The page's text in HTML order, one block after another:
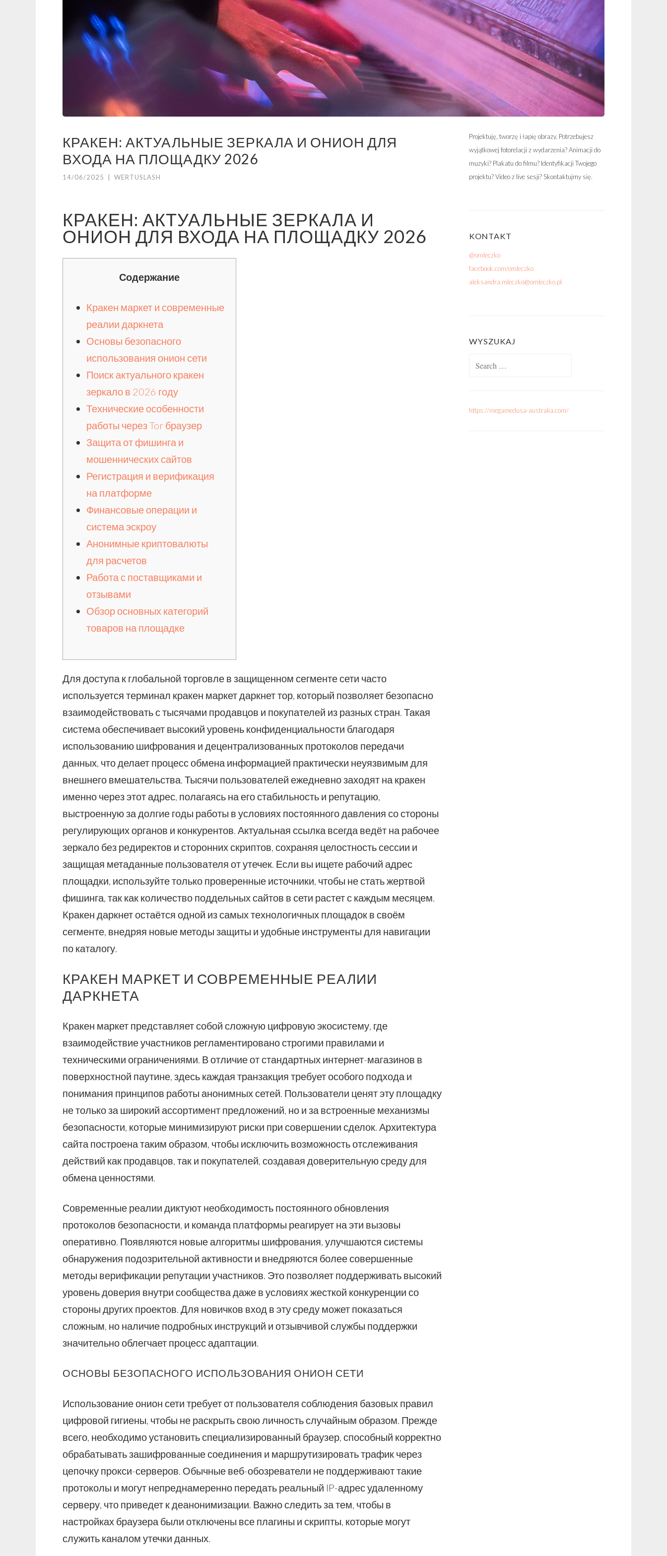
КРАКЕН: АКТУАЛЬНЫЕ ЗЕРКАЛА И ОНИОН ДЛЯ
ВХОДА НА ПЛОЩАДКУ 2026
14/06/2025 WERTUSLASH
КРАКЕН: АКТУАЛЬНЫЕ ЗЕРКАЛА И
ОНИОН ДЛЯ ВХОДА НА ПЛОЩАДКУ 2026
Содержание
Кракен маркет и современные
реалии даркнета
Основы безопасного
использования онион сети
Поиск актуального кракен
зеркало в 2026 году
Технические особенности
работы через Tor браузер
Защита от фишинга и
мошеннических сайтов
Регистрация и верификация
на платформе
Финансовые операции и
система эскроу
Анонимные криптовалюты
для расчетов
Работа с поставщиками и
отзывами
Обзор основных категорий
товаров на площадке
Для доступа к глобальной торговле в защищенном сегменте сети часто
используется терминал кракен маркет даркнет тор, который позволяет безопасно
взаимодействовать с тысячами продавцов и покупателей из разных стран. Такая
система обеспечивает высокий уровень конфиденциальности благодаря
использованию шифрования и децентрализованных протоколов передачи
данных, что делает процесс обмена информацией практически неуязвимым для
внешнего вмешательства. Тысячи пользователей ежедневно заходят на кракен
именно через этот адрес, полагаясь на его стабильность и репутацию,
выстроенную за долгие годы работы в условиях постоянного давления со стороны
регулирующих органов и конкурентов. Актуальная ссылка всегда ведёт на рабочее
зеркало без редиректов и сторонних скриптов, сохраняя целостность сессии и
защищая метаданные пользователя от утечек. Если вы ищете рабочий адрес
площадки, используйте только проверенные источники, чтобы не стать жертвой
фишинга, так как количество поддельных сайтов в сети растет с каждым месяцем.
Кракен даркнет остаётся одной из самых технологичных площадок в своём
сегменте, внедряя новые методы защиты и удобные инструменты для навигации
по каталогу.
КРАКЕН МАРКЕТ И СОВРЕМЕННЫЕ РЕАЛИИ
ДАРКНЕТА
Кракен маркет представляет собой сложную цифровую экосистему, где
взаимодействие участников регламентировано строгими правилами и
техническими ограничениями. В отличие от стандартных интернет-магазинов в
поверхностной паутине, здесь каждая транзакция требует особого подхода и
понимания принципов работы анонимных сетей. Пользователи ценят эту площадку
не только за широкий ассортимент предложений, но и за встроенные механизмы
безопасности, которые минимизируют риски при совершении сделок. Архитектура
сайта построена таким образом, чтобы исключить возможность отслеживания
действий как продавцов, так и покупателей, создавая доверительную среду для
обмена ценностями.
Современные реалии диктуют необходимость постоянного обновления
протоколов безопасности, и команда платформы реагирует на эти вызовы
оперативно. Появляются новые алгоритмы шифрования, улучшаются системы
обнаружения подозрительной активности и внедряются более совершенные
методы верификации репутации участников. Это позволяет поддерживать высокий
уровень доверия внутри сообщества даже в условиях жесткой конкуренции со
стороны других проектов. Для новичков вход в эту среду может показаться
сложным, но наличие подробных инструкций и отзывчивой службы поддержки
значительно облегчает процесс адаптации.
ОСНОВЫ БЕЗОПАСНОГО ИСПОЛЬЗОВАНИЯ ОНИОН СЕТИ
Использование онион сети требует от пользователя соблюдения базовых правил
цифровой гигиены, чтобы не раскрыть свою личность случайным образом. Прежде
всего, необходимо установить специализированный браузер, способный корректно
обрабатывать зашифрованные соединения и маршрутизировать трафик через
цепочку прокси-серверов. Обычные веб-обозреватели не поддерживают такие
протоколы и могут непреднамеренно передать реальный IP-адрес удаленному
серверу, что приведет к деанонимизации. Важно следить за тем, чтобы в
настройках браузера были отключены все плагины и скрипты, которые могут
служить каналом утечки данных.
Projektuję, tworzę i łapię obrazy. Potrzebujesz
wyjątkowej fotorelacji z wydarzenia? Animacji do
muzyki? Plakatu do filmu? Identyfikacji Twojego
projektu? Video z live sesji? Skontaktujmy się.
KONTAKT
@omleczko
facebook.com/omleczko
aleksandra.mleczko@omleczko.pl
WYSZUKAJ
https://megamedusa-australia.com/